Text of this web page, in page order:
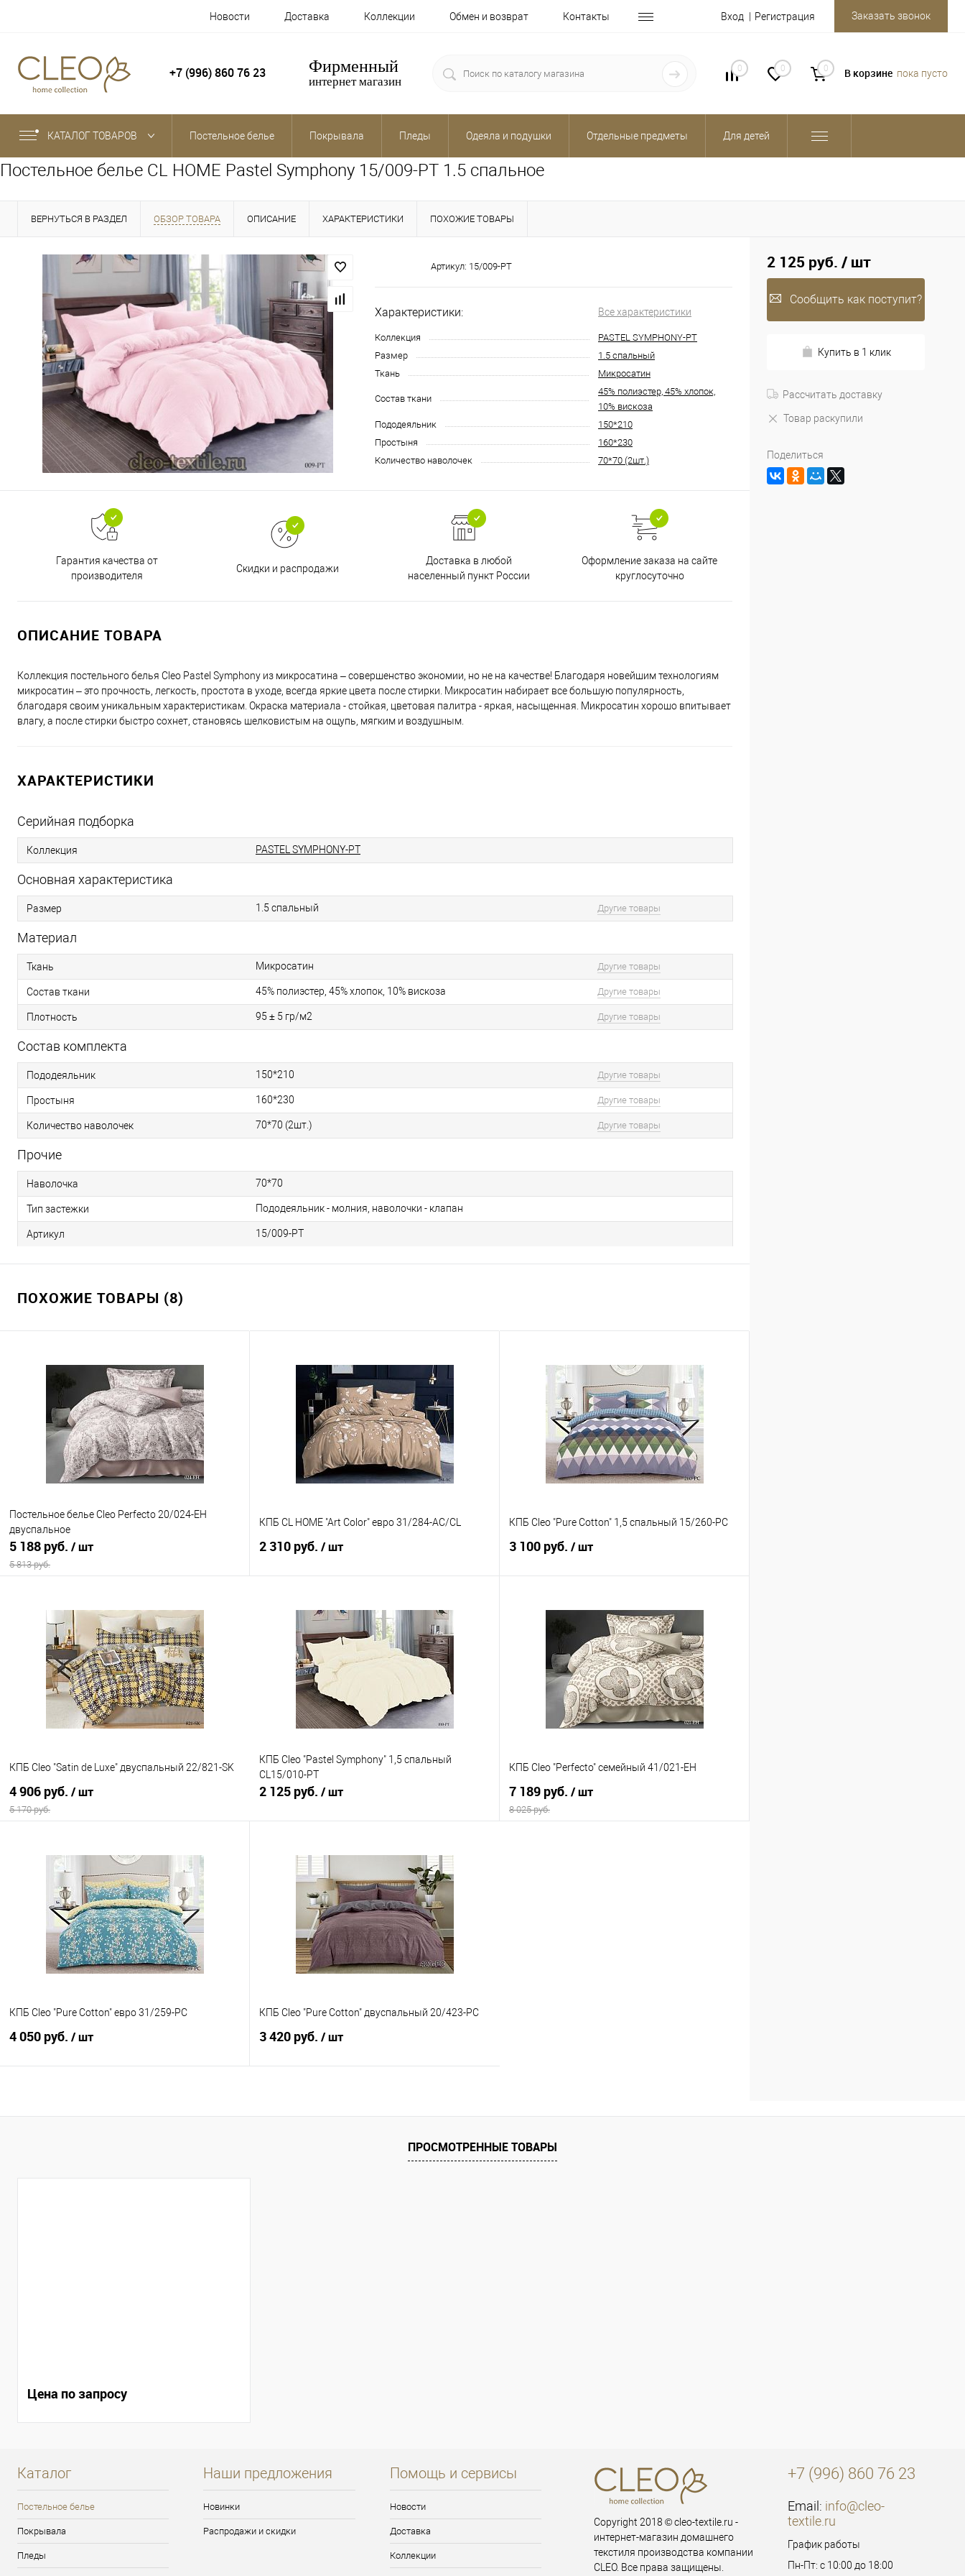
Новости Доставка Коллекции Обмен и возврат Контакты Вход Регистрация Заказать звонок
+7 (996) 860 76 23 Фирменный
интернет магазин
0 0 0 В корзине пока пусто
КАТАЛОГ ТОВАРОВ Постельное белье Покрывала Пледы Одеяла и подушки Отдельные предметы Для детей
Постельное белье CL HOME Pastel Symphony 15/009-PT 1.5 спальное
ВЕРНУТЬСЯ В РАЗДЕЛ ОБЗОР ТОВАРА ОПИСАНИЕ ХАРАКТЕРИСТИКИ ПОХОЖИЕ ТОВАРЫ
Артикул: 15/009-PT
Характеристики: Все характеристики
Коллекция
PASTEL SYMPHONY-PT
Размер
1.5 спальный
Ткань
Микросатин
Состав ткани
45% полиэстер, 45% хлопок,
10% вискоза
Пододеяльник
150*210
Простыня
160*230
Количество наволочек
70*70 (2шт.)
Гарантия качества от
производителя
Скидки и распродажи
Доставка в любой
населенный пункт России
Оформление заказа на сайте
круглосуточно
ОПИСАНИЕ ТОВАРА
Коллекция постельного белья Cleo Pastel Symphony из микросатина – совершенство экономии, но не на качестве! Благодаря новейшим технологиям
микросатин – это прочность, легкость, простота в уходе, всегда яркие цвета после стирки. Микросатин набирает все большую популярность,
благодаря своим уникальным характеристикам. Окраска материала - стойкая, цветовая палитра - яркая, насыщенная. Микросатин хорошо впитывает
влагу, а после стирки быстро сохнет, становясь шелковистым на ощупь, мягким и воздушным.
ХАРАКТЕРИСТИКИ
Серийная подборка
Коллекция PASTEL SYMPHONY-PT
Основная характеристика
Размер 1.5 спальный Другие товары
Материал
Ткань Микросатин Другие товары
Состав ткани 45% полиэстер, 45% хлопок, 10% вискоза Другие товары
Плотность 95 ± 5 гр/м2 Другие товары
Состав комплекта
Пододеяльник 150*210 Другие товары
Простыня 160*230 Другие товары
Количество наволочек 70*70 (2шт.) Другие товары
Прочие
Наволочка 70*70
Тип застежки Пододеяльник - молния, наволочки - клапан
Артикул 15/009-PT
ПОХОЖИЕ ТОВАРЫ (8)
Постельное белье Cleo Perfecto 20/024-EH
двуспальное
5 188 руб. / шт
5 813 руб.
Купить в 1 клик
Сравнение
В избранное
В наличии
КПБ CL HOME "Art Color" евро 31/284-AC/CL
2 310 руб. / шт
Купить в 1 клик
Сравнение
В избранное
В наличии
КПБ Cleo "Pure Cotton" 1,5 спальный 15/260-PC
3 100 руб. / шт
Купить в 1 клик
Сравнение
В избранное
В наличии
КПБ Cleo "Satin de Luxe" двуспальный 22/821-SK
4 906 руб. / шт
5 170 руб.
Купить в 1 клик
Сравнение
В избранное
В наличии
КПБ Cleo "Pastel Symphony" 1,5 спальный
CL15/010-PT
2 125 руб. / шт
Купить в 1 клик
Сравнение
В избранное
В наличии
КПБ Cleo "Perfecto" семейный 41/021-EH
7 189 руб. / шт
8 025 руб.
КПБ Cleo "Pure Cotton" евро 31/259-PC
4 050 руб. / шт
КПБ Cleo "Pure Cotton" двуспальный 20/423-PC
3 420 руб. / шт
2 125 руб. / шт
Сообщить как поступит?
Купить в 1 клик
Рассчитать доставку
Товар раскупили
Поделиться
ПРОСМОТРЕННЫЕ ТОВАРЫ
Цена по запросу
Каталог
Постельное белье
Покрывала
Пледы
Наши предложения
Новинки
Распродажи и скидки
Помощь и сервисы
Новости
Доставка
Коллекции
Copyright 2018 © cleo-textile.ru -
интернет-магазин домашнего
текстиля производства компании
CLEO. Все права защищены.
+7 (996) 860 76 23
Email: info@cleo-
textile.ru
График работы
Пн-Пт: с 10:00 до 18:00